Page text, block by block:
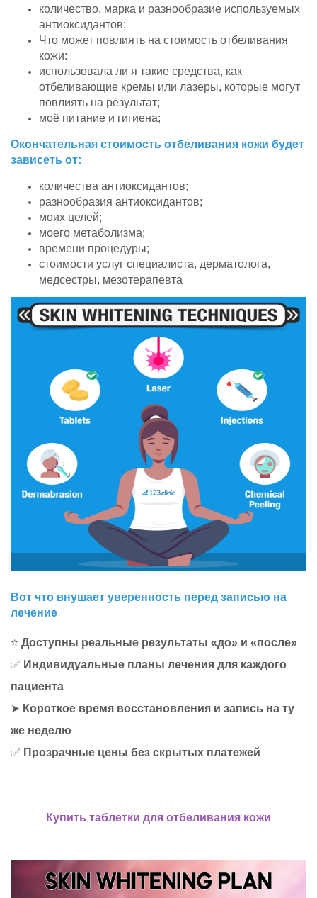
количество, марка и разнообразие используемых
антиоксидантов;
Что может повлиять на стоимость отбеливания
кожи:
использовала ли я такие средства, как
отбеливающие кремы или лазеры, которые могут
повлиять на результат;
моё питание и гигиена;
Окончательная стоимость отбеливания кожи будет
зависеть от:
количества антиоксидантов;
разнообразия антиоксидантов;
моих целей;
моего метаболизма;
времени процедуры;
стоимости услуг специалиста, дерматолога,
медсестры, мезотерапевта
Вот что внушает уверенность перед записью на
лечение
⭐ Доступны реальные результаты «до» и «после»
✅ Индивидуальные планы лечения для каждого
пациента
➤ Короткое время восстановления и запись на ту
же неделю
✅ Прозрачные цены без скрытых платежей
Купить таблетки для отбеливания кожи